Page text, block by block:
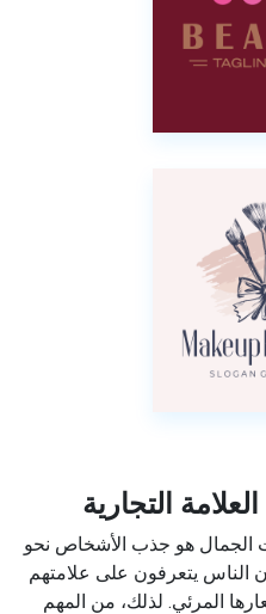
التجارية
الجمال هو جذب الأشخاص نحو
الناس يتعرفون على علامتهم
المرئي. لذلك، من المهم